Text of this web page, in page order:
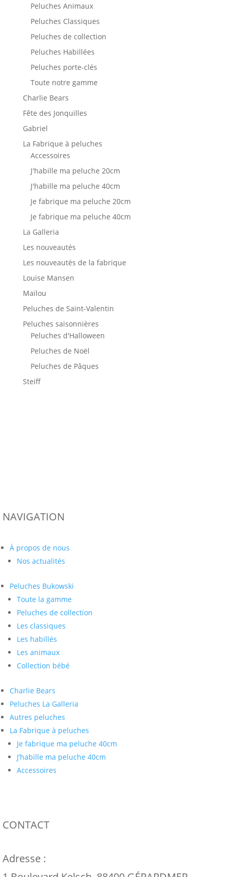
Peluches Animaux
Peluches Classiques
Peluches de collection
Peluches Habillées
Peluches porte-clés
Toute notre gamme
Charlie Bears
Fête des Jonquilles
Gabriel
La Fabrique à peluches
Accessoires
J'habille ma peluche 20cm
J'habille ma peluche 40cm
Je fabrique ma peluche 20cm
Je fabrique ma peluche 40cm
La Galleria
Les nouveautés
Les nouveautés de la fabrique
Louise Mansen
Maïlou
Peluches de Saint-Valentin
Peluches saisonnières
Peluches d'Halloween
Peluches de Noël
Peluches de Pâques
Steiff
NAVIGATION
À propos de nous
Nos actualités
Peluches Bukowski
Toute la gamme
Peluches de collection
Les classiques
Les habillés
Les animaux
Collection bébé
Charlie Bears
Peluches La Galleria
Autres peluches
La Fabrique à peluches
Je fabrique ma peluche 40cm
J’habille ma peluche 40cm
Accessoires
CONTACT
Adresse :